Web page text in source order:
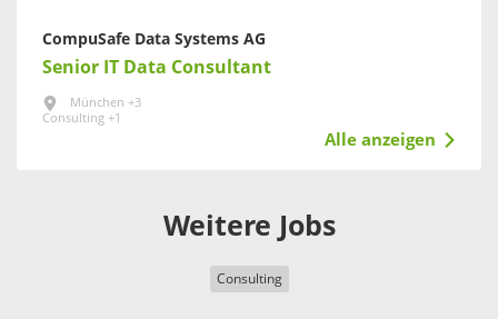
CompuSafe Data Systems AG
Senior IT Data Consultant
München +3
Consulting +1
Alle anzeigen
Weitere Jobs
Consulting